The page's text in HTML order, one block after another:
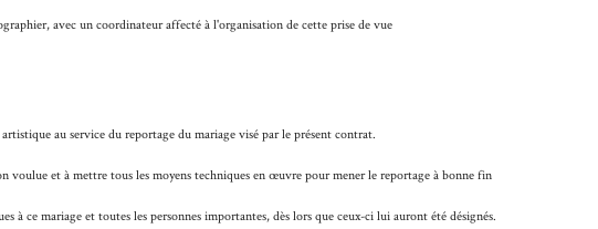
avec un coordinateur affecté à l'organisation de cette prise de vue
au service du reportage du mariage visé par le présent contrat.
voulue et à mettre tous les moyens techniques en œuvre pour mener le reportage à bonne fin
à ce mariage et toutes les personnes importantes, dès lors que ceux-ci lui auront été désignés.